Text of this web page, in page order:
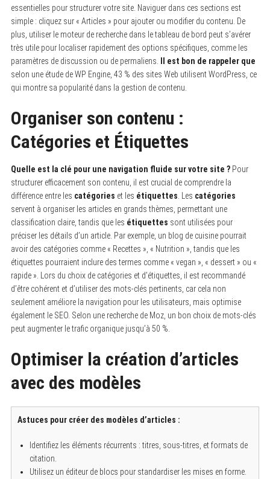
essentielles pour structurer votre site. Naviguer dans ces sections est
simple : cliquez sur « Articles » pour ajouter ou modifier du contenu. De
plus, utiliser le moteur de recherche dans le tableau de bord peut s’avérer
très utile pour localiser rapidement des options spécifiques, comme les
paramètres de discussion ou de permaliens.
Il est bon de rappeler que
selon une étude de WP Engine, 43 % des sites Web utilisent WordPress, ce
qui montre sa popularité dans la gestion de contenu.
Organiser son contenu :
Catégories et Étiquettes
Quelle est la clé pour une navigation fluide sur votre site ?Pour
structurer efficacement son contenu, il est crucial de comprendre la
différence entre les catégories et les étiquettes . Les catégories
servent à organiser les articles en grands thèmes, permettant une
classification claire, tandis que les étiquettes sont utilisées pour
préciser les détails d’un article. Par exemple, un blog de cuisine pourrait
avoir des catégories comme « Recettes », « Nutrition », tandis que les
étiquettes pourraient inclure des termes comme « vegan », « dessert » ou «
rapide ». Lors du choix de catégories et d’étiquettes, il est recommandé
d’être cohérent et d’utiliser des mots-clés pertinents, car cela non
seulement améliore la navigation pour les utilisateurs, mais optimise
également le SEO. Selon une recherche de Moz, un bon choix de mots-clés
peut augmenter le trafic organique jusqu’à 50 %.
Optimiser la création d’articles
avec des modèles
Astuces pour créer des modèles d’articles :
Identifiez les éléments récurrents : titres, sous-titres, et formats de
citation.
Utilisez un éditeur de blocs pour standardiser les mises en forme.